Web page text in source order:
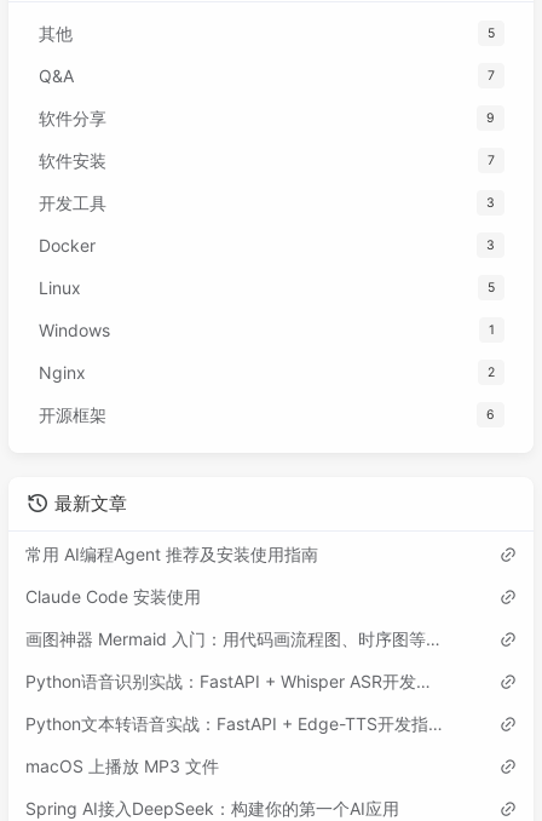
其他 5
Q&A 7
软件分享 9
软件安装 7
开发工具 3
Docker 3
Linux 5
Windows 1
Nginx 2
开源框架 6
最新文章
常用 AI编程Agent 推荐及安装使用指南
Claude Code 安装使用
画图神器 Mermaid 入门：用代码画流程图、时序图等各类图表
Python语音识别实战：FastAPI + Whisper ASR开发指南
Python文本转语音实战：FastAPI + Edge-TTS开发指南
macOS 上播放 MP3 文件
Spring AI接入DeepSeek：构建你的第一个AI应用